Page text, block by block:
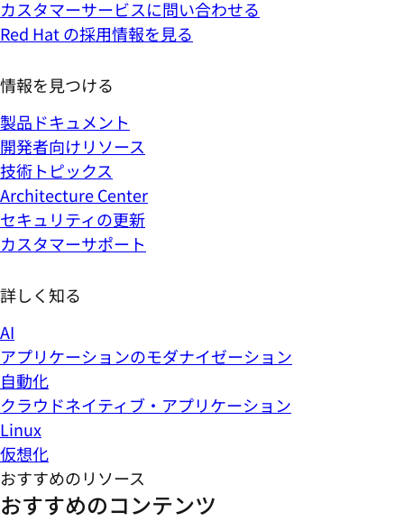
カスタマーサービスに問い合わせる
Red Hat の採用情報を見る
情報を見つける
製品ドキュメント
開発者向けリソース
技術トピックス
Architecture Center
セキュリティの更新
カスタマーサポート
詳しく知る
AI
アプリケーションのモダナイゼーション
自動化
クラウドネイティブ・アプリケーション
Linux
仮想化
おすすめのリソース
おすすめのコンテンツ